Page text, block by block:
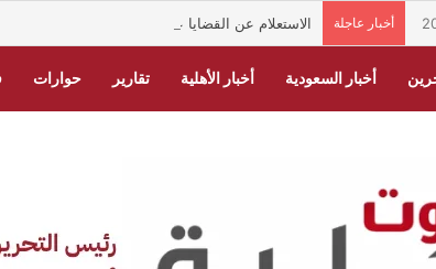
أخبار عاجلة الاستعلام عن القضايا عبر منصة ناجز.. خطوات معرفة
أخبار السعودية أخبار الأهلية تقارير حوارات